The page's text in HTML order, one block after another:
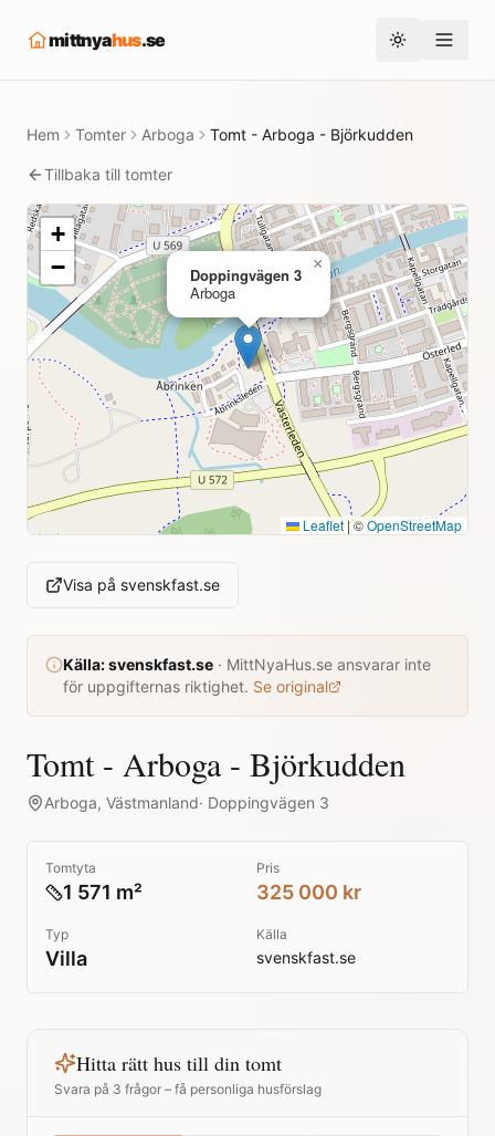
mittnyahus.se Toggle theme
Hem Tomter Arboga Tomt - Arboga - Björkudden
Tillbaka till tomter
Doppingvägen 3
Arboga
×
+
−
Leaflet|©OpenStreetMap
Visa på svenskfast.se
Källa:svenskfast.se · MittNyaHus.se ansvarar inte
för uppgifternas riktighet. Se original
Tomt - Arboga - Björkudden
Arboga, Västmanland· Doppingvägen 3
Tomtyta
1 571 m²
Pris
325 000 kr
Typ
Villa
Källa
svenskfast.se
Hitta rätt hus till din tomt
Svara på 3 frågor – få personliga husförslag